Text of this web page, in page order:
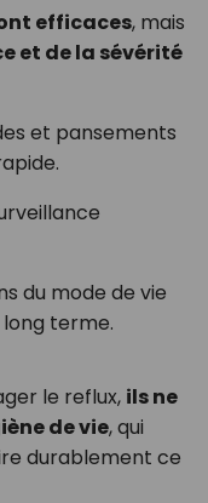
efficaces, mais
et de la sévérité
et pansements
du mode de vie
terme.
le reflux, ils ne
de vie, qui
durablement ce